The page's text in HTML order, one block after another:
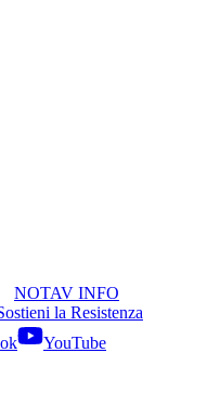
NOTAV INFO
la Resistenza
YouTube